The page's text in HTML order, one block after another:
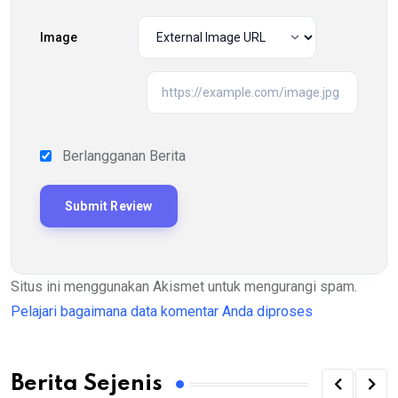
Image
Berlangganan Berita
Situs ini menggunakan Akismet untuk mengurangi spam.
Pelajari bagaimana data komentar Anda diproses
Berita Sejenis